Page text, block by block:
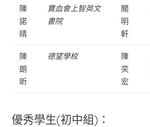
陳
諾
晴
寶血會上智英文
書院
關
明
軒
陳
朗
昕
德望學校
陳
奕
宏
優秀學生(初中組)：